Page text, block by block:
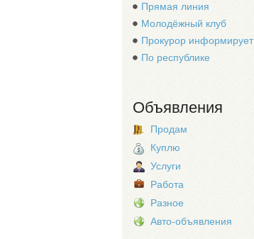
Прямая линия
Молодёжный клуб
Прокурор информирует
По республике
Объявления
Продам
Куплю
Услуги
Работа
Разное
Авто-объявления